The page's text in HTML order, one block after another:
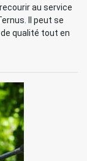
au service
Il peut se
qualité tout en